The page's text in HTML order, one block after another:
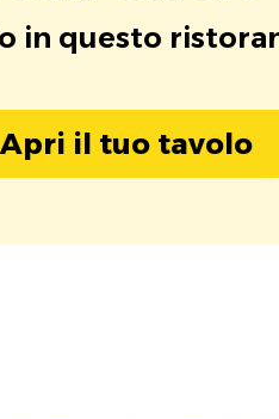
in questo
Apri il tuo tavolo